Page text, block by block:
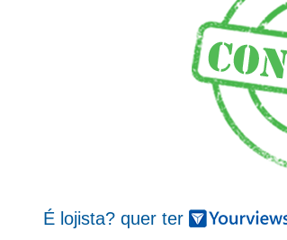
É lojista? quer ter